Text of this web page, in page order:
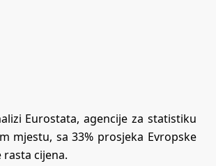
Eurostata, agencije za statistiku
mjestu, sa 33% prosjeka Evropske
cijena.